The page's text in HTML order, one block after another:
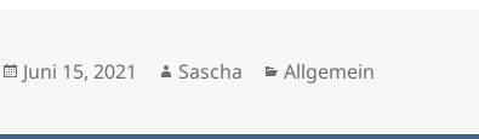
Veröffentlicht
Juni 15, 2021 Autor
Sascha Kategorien
Allgemein